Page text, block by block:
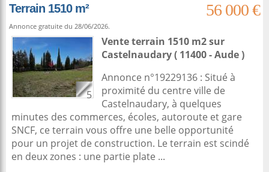
Terrain 1510 m²
56 000 €
Annonce gratuite du 28/06/2026.
5
Vente terrain 1510 m2sur
Castelnaudary( 11400 - Aude )
Annonce n°19229136 : Situé à
proximité du centre ville de
Castelnaudary, à quelques
minutes des commerces, écoles, autoroute et gare
SNCF, ce terrain vous offre une belle opportunité
pour un projet de construction. Le terrain est scindé
en deux zones : une partie plate ...